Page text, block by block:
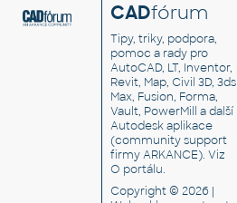
CADfórum
Tipy, triky, podpora,
pomoc a rady pro
AutoCAD, LT, Inventor,
Revit, Map, Civil 3D, 3ds
Max, Fusion, Forma,
Vault, PowerMill a další
Autodesk aplikace
(community support
firmy ARKANCE). Viz
O portálu.
Copyright © 2026 |